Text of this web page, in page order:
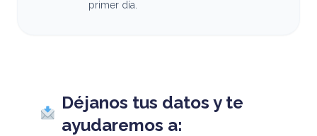
primer día.
Déjanos tus datos y te
ayudaremos a: